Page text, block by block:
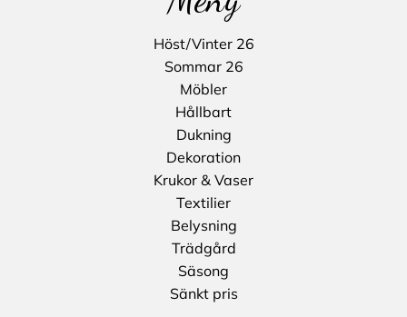
Höst/Vinter 26
Sommar 26
Möbler
Hållbart
Dukning
Dekoration
Krukor & Vaser
Textilier
Belysning
Trädgård
Säsong
Sänkt pris